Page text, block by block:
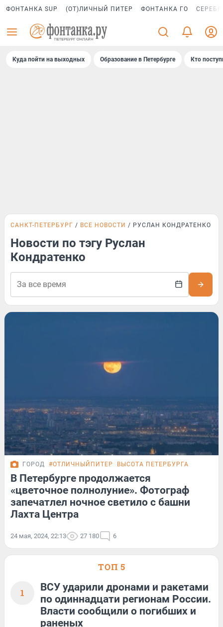
ФОНТАНКА SUP (ОТ)ЛИЧНЫЙ ПИТЕР ФОНТАНКА ГО
Куда пойти на выходных Образование в Петербурге Кто
САНКТ-ПЕТЕРБУРГ ВСЕ НОВОСТИ РУСЛАН КОНДРАТЕНКО
Новости по тэгу Руслан
Кондратенко
ГОРОД #ОТЛИЧНЫЙПИТЕР ВЫСОТА ПЕТЕРБУРГА
В Петербурге продолжается
«цветочное полнолуние». Фотограф
запечатлел ночное светило с башни
Лахта Центра
24 мая, 2024, 22:13 27 180 6
ТОП 5
1
ВСУ ударили дронами и ракетами
по одиннадцати регионам России.
Власти сообщили о погибших и
раненых